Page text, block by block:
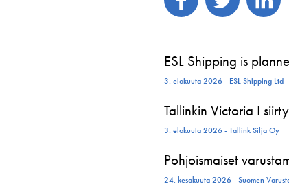
ESL Shipping is
3. elokuuta 2026 - ESL Shipping Ltd
Tallinkin Victoria I
3. elokuuta 2026 - Tallink Silja Oy
Pohjoismaiset
24. kesäkuuta 2026 - Suomen